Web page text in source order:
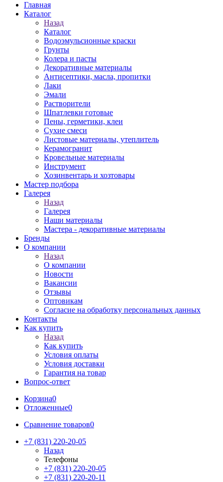
Главная
Каталог
Назад
Каталог
Водоэмульсионные краски
Грунты
Колера и пасты
Декоративные материалы
Антисептики, масла, пропитки
Лаки
Эмали
Растворители
Шпатлевки готовые
Пены, герметики, клеи
Сухие смеси
Листовые материалы, утеплитель
Керамогранит
Кровельные материалы
Инструмент
Хозинвентарь и хозтовары
Мастер подбора
Галерея
Назад
Галерея
Наши материалы
Мастера - декоративные материалы
Бренды
О компании
Назад
О компании
Новости
Вакансии
Отзывы
Оптовикам
Cогласие на обработку персональных данных
Контакты
Как купить
Назад
Как купить
Условия оплаты
Условия доставки
Гарантия на товар
Вопрос-ответ
Корзина0
Отложенные0
Сравнение товаров0
+7 (831) 220-20-05
Назад
Телефоны
+7 (831) 220-20-05
+7 (831) 220-20-11